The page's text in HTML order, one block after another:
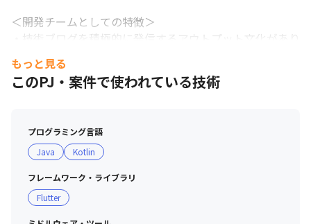
＜開発チームとしての特徴＞
・技術ブログを積極的に発信するアウトプット文化があり
ます
・新しいものを取り入れる文化があるため、モダンな技術
を使った開発に挑戦できます
・フルリクエストのレビュー依頼を優先依頼を上げ、より
スムーズに開発が進むように取り組んでいます
もっと見る
このPJ・案件で使われている技術
プログラミング言語
Java
Kotlin
フレームワーク・ライブラリ
Flutter